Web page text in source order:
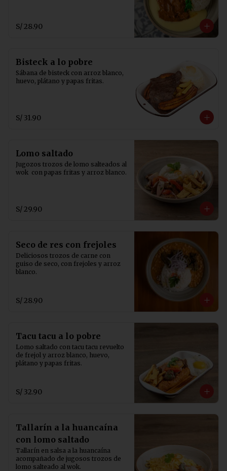
S/ 28.90
Bisteck a lo pobre
Sábana de bisteck con arroz blanco,
huevo, plátano y papas fritas.
S/ 31.90
Lomo saltado
Jugozos trozos de lomo salteados al
wok  con papas fritas y arroz blanco.
S/ 29.90
Seco de res con frejoles
Deliciosos trozos de carne con
guiso de seco, con frejoles y arroz
blanco.
S/ 28.90
Tacu tacu a lo pobre
Lomo saltado con tacu tacu revuelto
de frejol y arroz blanco, huevo,
plátano y papas fritas.
S/ 32.90
Tallarín a la huancaína
con lomo saltado
Tallarín en salsa a la huancaína
acompañado de jugosos trozos de
lomo salteado al wok.